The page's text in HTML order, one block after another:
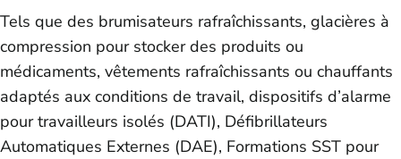
Tels que des brumisateurs rafraîchissants, glacières à
compression pour stocker des produits ou
médicaments, vêtements rafraîchissants ou chauffants
adaptés aux conditions de travail, dispositifs d’alarme
pour travailleurs isolés (DATI), Défibrillateurs
Automatiques Externes (DAE), Formations SST pour